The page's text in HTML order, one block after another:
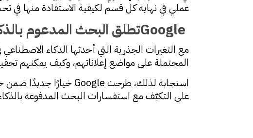
عملي في نهاية كل قسم لكيفية الاستفادة منها في
تطلق البحث المدعوم
مع التغيرات الجذرية التي أحدثها الذكاء
المحتملة على مواضع إعلاناتهم، وكيف يمكنهم
استجابة لذلك، طرحت Google خيارًا جديدًا ضمن حملات البحث يُعرف باسم
على التكيّف مع استفسارات البحث المدفوعة